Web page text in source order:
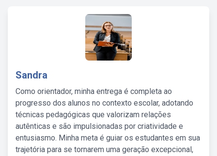
Sandra
Como orientador, minha entrega é completa ao
progresso dos alunos no contexto escolar, adotando
técnicas pedagógicas que valorizam relações
autênticas e são impulsionadas por criatividade e
entusiasmo. Minha meta é guiar os estudantes em sua
trajetória para se tornarem uma geração excepcional,